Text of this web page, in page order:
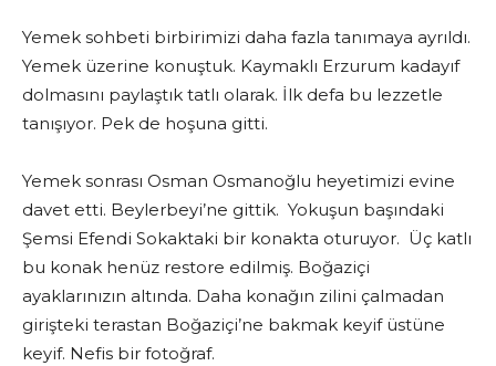
Yemek sohbeti birbirimizi daha fazla tanımaya ayrıldı.
Yemek üzerine konuştuk. Kaymaklı Erzurum kadayıf
dolmasını paylaştık tatlı olarak. İlk defa bu lezzetle
tanışıyor. Pek de hoşuna gitti.
Yemek sonrası Osman Osmanoğlu heyetimizi evine
davet etti. Beylerbeyi’ne gittik. Yokuşun başındaki
Şemsi Efendi Sokaktaki bir konakta oturuyor. Üç katlı
bu konak henüz restore edilmiş. Boğaziçi
ayaklarınızın altında. Daha konağın zilini çalmadan
girişteki terastan Boğaziçi’ne bakmak keyif üstüne
keyif. Nefis bir fotoğraf.